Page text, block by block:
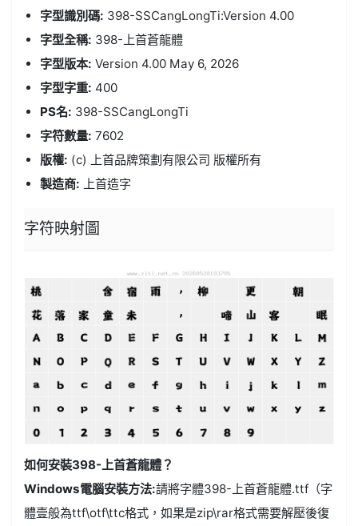
字型識別碼: 398-SSCangLongTi:Version 4.00
字型全稱: 398-上首蒼龍體
字型版本: Version 4.00 May 6, 2026
字型字重: 400
PS名: 398-SSCangLongTi
字符數量: 7602
版權: (c) 上首品牌策劃有限公司 版權所有
製造商: 上首造字
字符映射圖
如何安裝398-上首蒼龍體？
Windows電腦安裝方法:請將字體398-上首蒼龍體.ttf（字
體壹般為ttf\otf\ttc格式，如果是zip\rar格式需要解壓後復